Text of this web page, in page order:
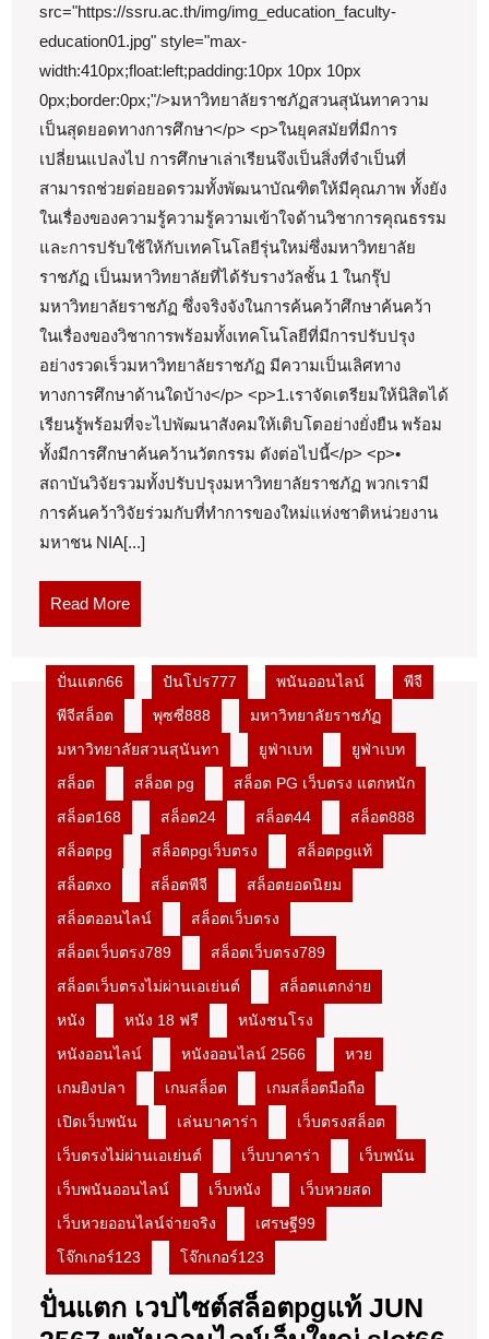
มหาวิทยาลัย
สวนสุนันทา
ราชภัฏ
ราชภัฏ
สวนสุนันทา
สมัคร
เรียน67
ราชภัฏ
อันดับ1อันดับ
1
มหาวิทยาลัย
ราชภัฏ
มหาวิทยาลัย
สวนสุนันทา
รับ
สมัคร
Ethel
src="https://ssru.ac.th/img/img_education_faculty-
education01.jpg" style="max-
width:410px;float:left;padding:10px 10px 10px
0px;border:0px;"/>มหาวิทยาลัยราชภัฏสวนสุนันทาความ
เป็นสุดยอดทางการศึกษา</p> <p>ในยุคสมัยที่มีการ
เปลี่ยนแปลงไป การศึกษาเล่าเรียนจึงเป็นสิ่งที่จำเป็นที่
สามารถช่วยต่อยอดรวมทั้งพัฒนาบัณฑิตให้มีคุณภาพ ทั้งยัง
ในเรื่องของความรู้ความรู้ความเข้าใจด้านวิชาการคุณธรรม
และการปรับใช้ให้กับเทคโนโลยีรุ่นใหม่ซึ่งมหาวิทยาลัย
ราชภัฏ เป็นมหาวิทยาลัยที่ได้รับรางวัลชั้น 1 ในกรุ๊ป
มหาวิทยาลัยราชภัฏ ซึ่งจริงจังในการค้นคว้าศึกษาค้นคว้า
ในเรื่องของวิชาการพร้อมทั้งเทคโนโลยีที่มีการปรับปรุง
อย่างรวดเร็วมหาวิทยาลัยราชภัฏ มีความเป็นเลิศทาง
ทางการศึกษาด้านใดบ้าง</p> <p>1.เราจัดเตรียมให้นิสิตได้
เรียนรู้พร้อมที่จะไปพัฒนาสังคมให้เติบโตอย่างยั่งยืน พร้อม
ทั้งมีการศึกษาค้นคว้านวัตกรรม ดังต่อไปนี้</p> <p>•
สถาบันวิจัยรวมทั้งปรับปรุงมหาวิทยาลัยราชภัฏ พวกเรามี
การค้นคว้าวิจัยร่วมกับที่ทำการของใหม่แห่งชาติหน่วยงาน
มหาชน NIA[...]
Read MoreRead
More
ปั่นแตก66 ปันโปร777 พนันออนไลน์
พีจี
พีจีสล็อต
พุซซี่888
มหาวิทยาลัยราชภัฏ
มหาวิทยาลัยสวนสุนันทา
ยูฟ่าเบท
ยูฟ่าเบท
สล็อต
สล็อต pg
สล็อต PG เว็บตรง แตกหนัก
สล็อต168
สล็อต24 สล็อต44
สล็อต888
สล็อตpg
สล็อตpgเว็บตรง
สล็อตpgแท้
สล็อตxo
สล็อตพีจี
สล็อตยอดนิยม
สล็อตออนไลน์
สล็อตเว็บตรง
สล็อตเว็บตรง789
สล็อตเว็บตรง789
สล็อตเว็บตรงไม่ผ่านเอเย่นต์
สล็อตแตกง่าย
หนัง
หนัง 18 ฟรี
หนังชนโรง
หนังออนไลน์
หนังออนไลน์ 2566
หวย
เกมยิงปลา
เกมสล็อต
เกมสล็อตมือถือ
เปิดเว็บพนัน
เล่นบาคาร่า
เว็บตรงสล็อต
เว็บตรงไม่ผ่านเอเย่นต์
เว็บบาคาร่า
เว็บพนัน
เว็บพนันออนไลน์
เว็บหนัง
เว็บหวยสด
เว็บหวยออนไลน์จ่ายจริง
เศรษฐี99
โจ๊กเกอร์123
โจ๊กเกอร์123
ปั่นแตก เวปไซต์สล็อตpgแท้ JUN